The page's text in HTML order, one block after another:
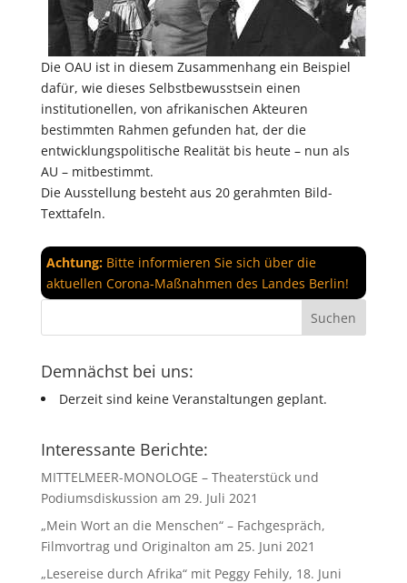
Die OAU ist in diesem Zusammenhang ein Beispiel
dafür, wie dieses Selbstbewusstsein einen
institutionellen, von afrikanischen Akteuren
bestimmten Rahmen gefunden hat, der die
entwicklungspolitische Realität bis heute – nun als
AU – mitbestimmt.
Die Ausstellung besteht aus 20 gerahmten Bild-
Texttafeln.
Achtung:Bitte informieren Sie sich über die
aktuellen Corona-Maßnahmen des Landes Berlin!
Demnächst bei uns:
Derzeit sind keine Veranstaltungen geplant.
Interessante Berichte:
MITTELMEER-MONOLOGE – Theaterstück und
Podiumsdiskussion am 29. Juli 2021
„Mein Wort an die Menschen“ – Fachgespräch,
Filmvortrag und Originalton am 25. Juni 2021
„Lesereise durch Afrika“ mit Peggy Fehily, 18. Juni